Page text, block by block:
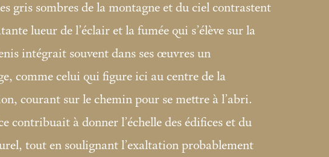
gris sombres de la montagne et du ciel contrastent
lueur de l’éclair et la fumée qui s’élève sur la
intégrait souvent dans ses œuvres un
comme celui qui figure ici au centre de la
courant sur le chemin pour se mettre à l’abri.
contribuait à donner l’échelle des édifices et du
tout en soulignant l’exaltation probablement